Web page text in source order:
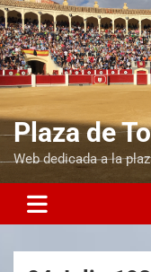
Plaza de
Web dedicada a la